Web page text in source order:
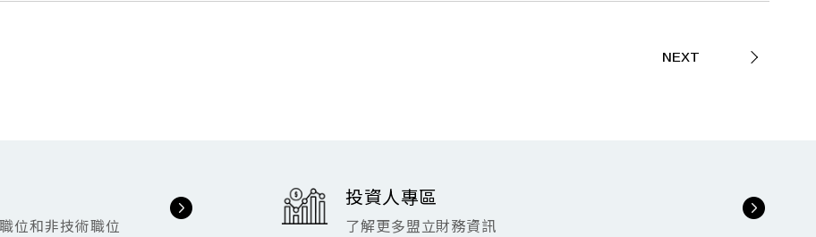
NEXT
位和非技術職位
投資人專區
了解更多盟立財務資訊